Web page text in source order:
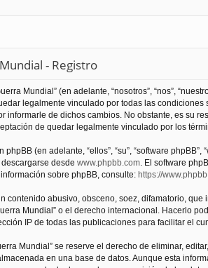
- Registro
Mundial” (en adelante, “nosotros”, “nos”,
legalmente vinculado por todas las
informarle de dichos cambios. No obstante, es su
de quedar legalmente vinculado por los
(en adelante, “ellos”, “su”, “software
desde www.phpbb.com. El software
sobre phpBB, consulte: https://
contenido abusivo, obsceno, soez, difamatorio,
Mundial” o el derecho internacional. Hacerlo
IP de todas las publicaciones para facilitar el
Mundial” se reserve el derecho de eliminar,
en una base de datos. Aunque esta